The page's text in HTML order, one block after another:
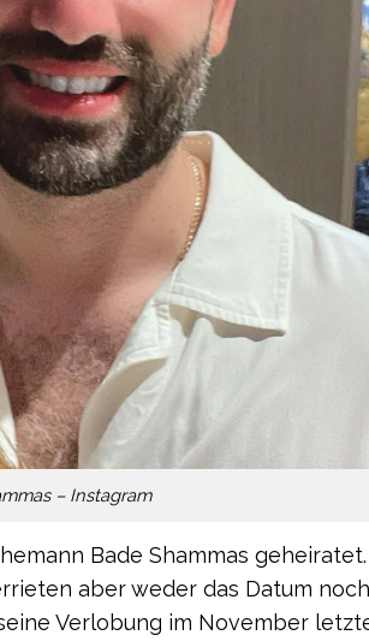
– Instagram
Bade Shammas
aber weder das Datum
Verlobung im November